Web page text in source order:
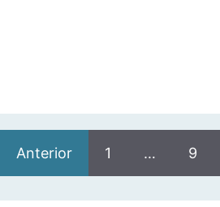
Anterior 1 … 9